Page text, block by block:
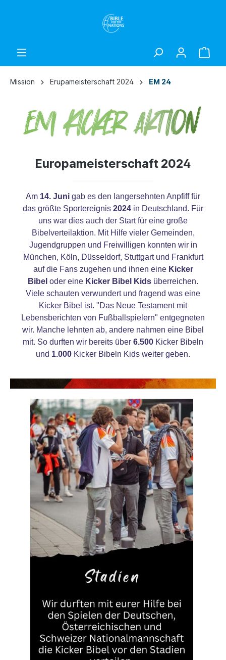
Mission Erupameisterschaft 2024 EM 24
Europameisterschaft 2024
Am 14. Juni gab es den langersehnten Anpfiff für
das größte Sportereignis 2024 in Deutschland. Für
uns war dies auch der Start für eine große
Bibelverteilaktion. Mit Hilfe vieler Gemeinden,
Jugendgruppen und Freiwilligen konnten wir in
München, Köln, Düsseldorf, Stuttgart und Frankfurt
auf die Fans zugehen und ihnen eine Kicker
Bibel oder eine Kicker Bibel Kids überreichen.
Viele schauten verwundert und fragend was eine
Kicker Bibel ist. "Das Neue Testament mit
Lebensberichten von Fußballspielern" entgegneten
wir. Manche lehnten ab, andere nahmen eine Bibel
mit. So durften wir bereits über 6.500 Kicker Bibeln
und 1.000 Kicker Bibeln Kids weiter geben.